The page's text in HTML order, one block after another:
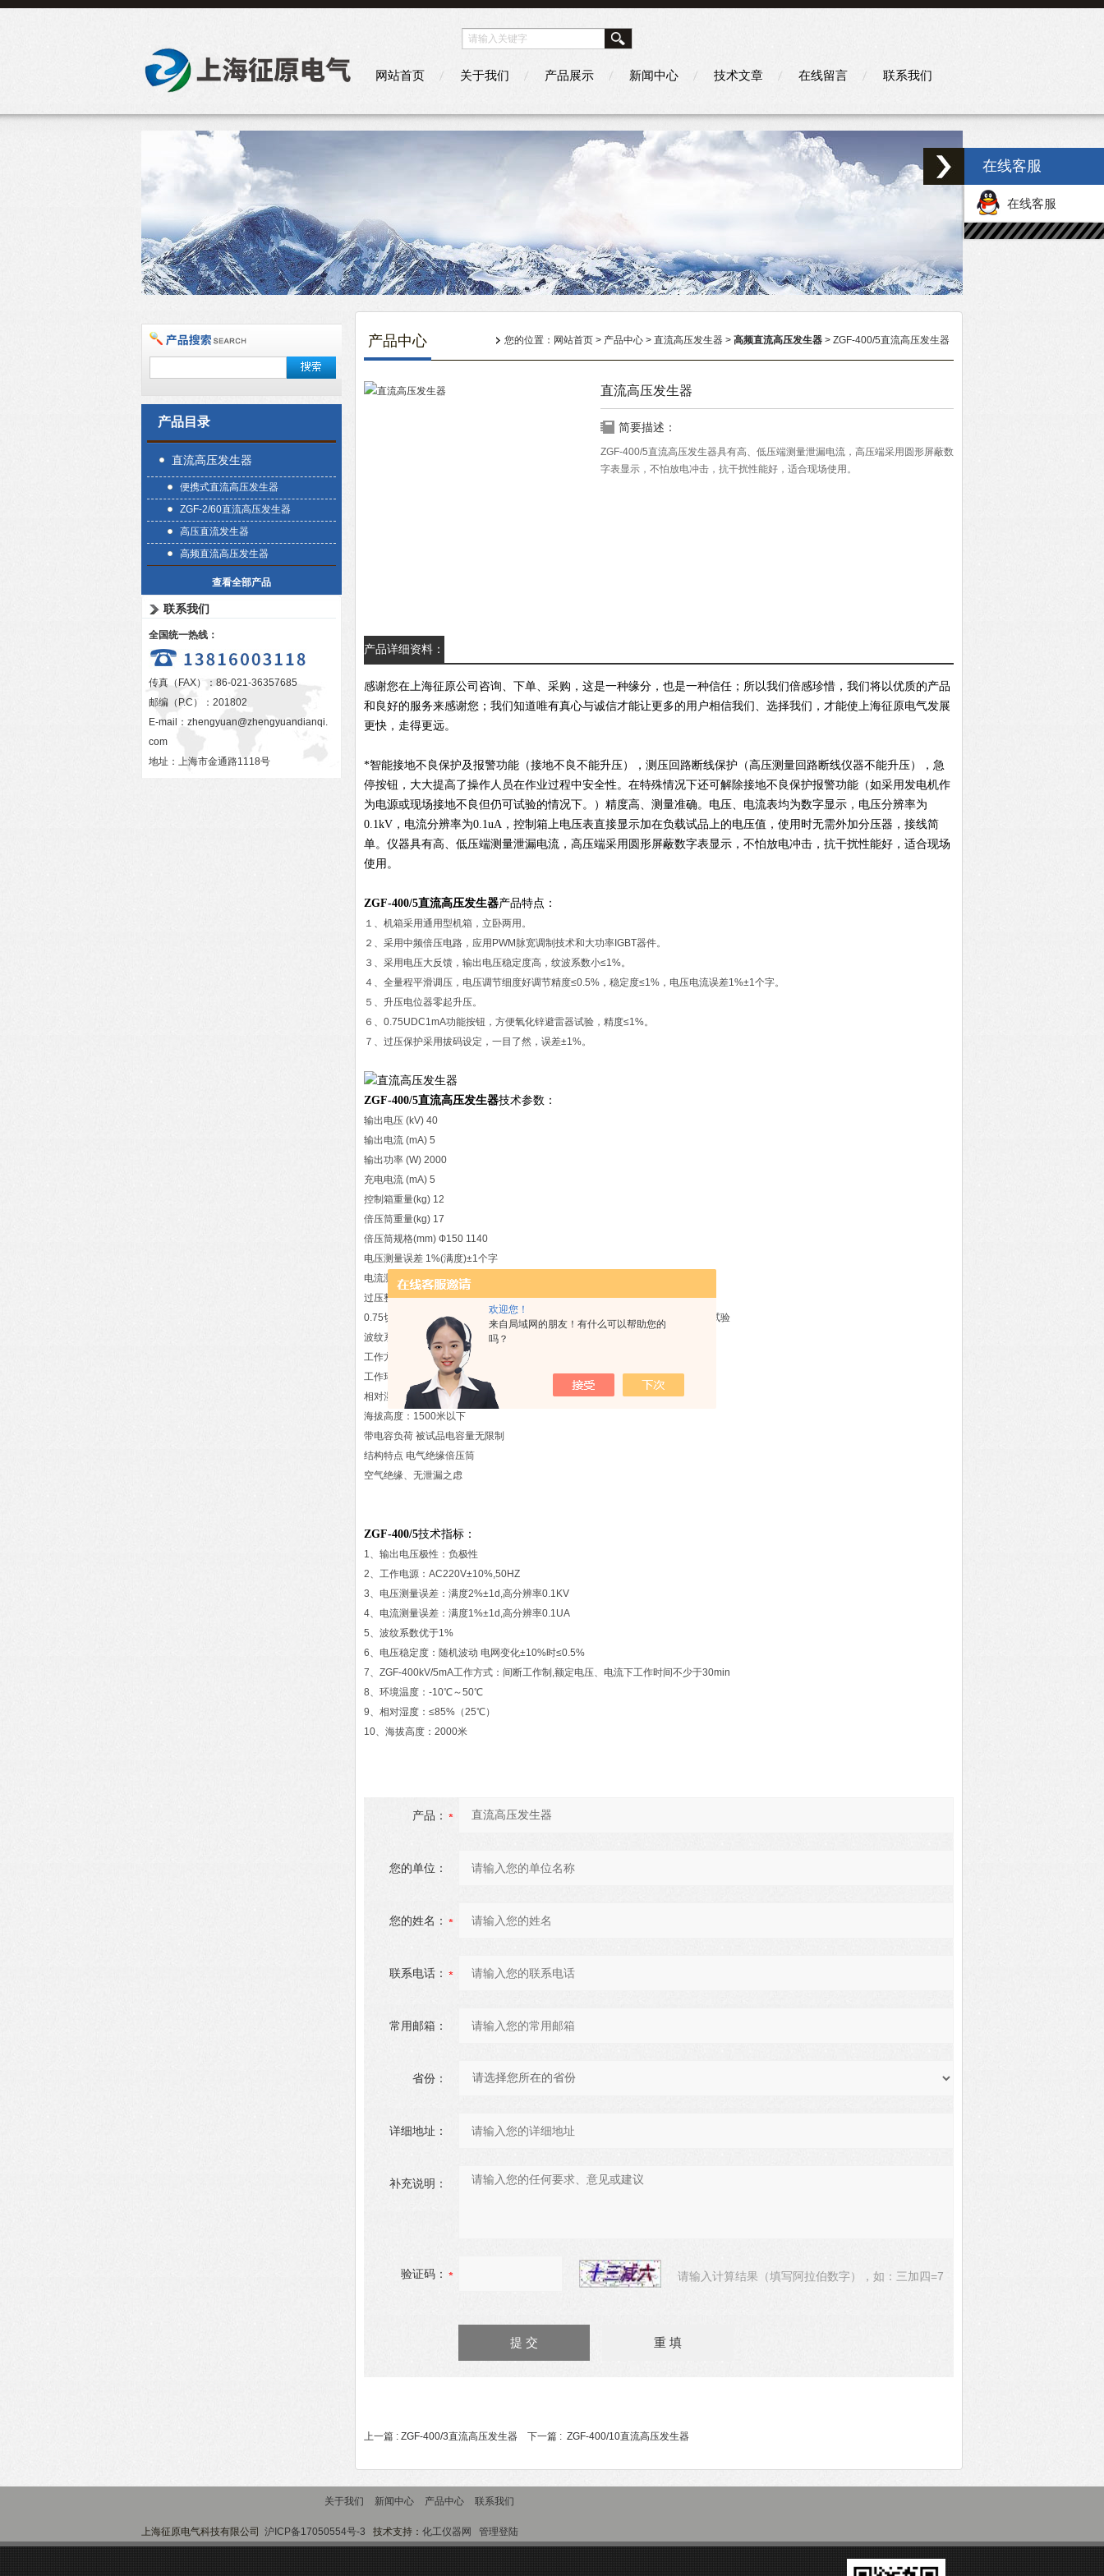
欢迎您！
来自局域网的朋友！有什么可以帮助您的
吗？
网站首页 关于我们 产品展示 新闻中心 技术文章 在线留言 联系我们
产品目录
直流高压发生器
便携式直流高压发生器
ZGF-2/60直流高压发生器
高压直流发生器
高频直流高压发生器
查看全部产品
联系我们
全国统一热线：
传真（FAX）：86-021-36357685
邮编（P.C）：201802
E-mail： zhengyuan@zhengyuandianqi.
com
地址：上海市金通路1118号
产品中心 您的位置： 网站首页 > 产品中心 > 直流高压发生器 > 高频直流高压发生器 > ZGF-400/5直流高压发生器
直流高压发生器
简要描述：
ZGF-400/5直流高压发生器具有高、低压端测量泄漏电流，高压端采用圆形屏蔽数
字表显示，不怕放电冲击，抗干扰性能好，适合现场使用。
产品详细资料：
感谢您在上海征原公司咨询、下单、采购，这是一种缘分，也是一种信任；所以我们倍感珍惜，我们将以优质的产品
和良好的服务来感谢您；我们知道唯有真心与诚信才能让更多的用户相信我们、选择我们，才能使上海征原电气发展
更快，走得更远。
*智能接地不良保护及报警功能（接地不良不能升压），测压回路断线保护（高压测量回路断线仪器不能升压），急
停按钮，大大提高了操作人员在作业过程中安全性。在特殊情况下还可解除接地不良保护报警功能（如采用发电机作
为电源或现场接地不良但仍可试验的情况下。）精度高、测量准确。电压、电流表均为数字显示，电压分辨率为
0.1kV，电流分辨率为0.1uA，控制箱上电压表直接显示加在负载试品上的电压值，使用时无需外加分压器，接线简
单。仪器具有高、低压端测量泄漏电流，高压端采用圆形屏蔽数字表显示，不怕放电冲击，抗干扰性能好，适合现场
使用。
ZGF-400/5直流高压发生器产品特点：
１、机箱采用通用型机箱，立卧两用。
２、采用中频倍压电路，应用PWM脉宽调制技术和大功率IGBT器件。
３、采用电压大反馈，输出电压稳定度高，纹波系数小≤1%。
４、全量程平滑调压，电压调节细度好调节精度≤0.5%，稳定度≤1%，电压电流误差1%±1个字。
５、升压电位器零起升压。
６、0.75UDC1mA功能按钮，方便氧化锌避雷器试验，精度≤1%。
７、过压保护采用拔码设定，一目了然，误差±1%。
ZGF-400/5直流高压发生器技术参数：
输出电压 (kV) 40
输出电流 (mA) 5
输出功率 (W) 2000
充电电流 (mA) 5
控制箱重量(kg) 12
倍压筒重量(kg) 17
倍压筒规格(mm) Ф150 1140
电压测量误差 1%(满度)±1个字
电流测量误差 1%(满度)±1个字
过压整定误差 过压保护采用拨码设置，一目了然（精度≤1.0％）
0.75切换误差 高精度0.75UDC-1mA单触按钮（精度≤1.0％） 适合氧化锌避雷器试验
波纹系数 ≤0.5%
工作方式 间断使用：额定负载30分钟1.1倍额定电压使用：10分钟
工作环境 温度：-10℃～+40℃
相对湿度：室温为25℃时不大于85％（无凝露）
海拔高度：1500米以下
带电容负荷 被试品电容量无限制
结构特点 电气绝缘倍压筒
空气绝缘、无泄漏之虑
ZGF-400/5技术指标：
1、输出电压极性：负极性
2、工作电源：AC220V±10%,50HZ
3、电压测量误差：满度2%±1d,高分辨率0.1KV
4、电流测量误差：满度1%±1d,高分辨率0.1UA
5、波纹系数优于1%
6、电压稳定度：随机波动 电网变化±10%时≤0.5%
7、ZGF-400kV/5mA工作方式：间断工作制,额定电压、电流下工作时间不少于30min
8、环境温度：-10℃～50℃
9、相对湿度：≤85%（25℃）
10、海拔高度：2000米
产品：
您的单位：
您的姓名：
联系电话：
常用邮箱：
省份：
详细地址：
补充说明：
验证码： 请输入计算结果（填写阿拉伯数字），如：三加四=7
上一篇 : ZGF-400/3直流高压发生器 下一篇 : ZGF-400/10直流高压发生器
关于我们 新闻中心 产品中心 联系我们
上海征原电气科技有限公司 沪ICP备17050554号-3 技术支持： 化工仪器网 管理登陆
在线客服
在线客服